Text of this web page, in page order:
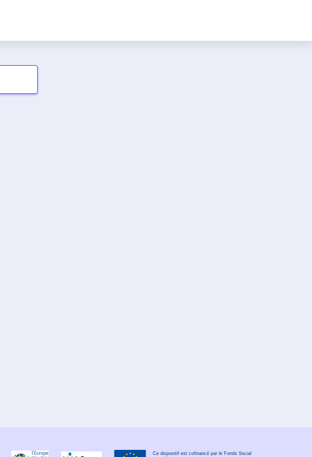
Ce dispositif est cofinancé par le Fonds Social